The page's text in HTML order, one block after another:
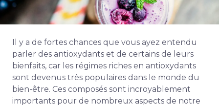
Il y a de fortes chances que vous ayez entendu
parler des antioxydants et de certains de leurs
bienfaits, car les régimes riches en antioxydants
sont devenus très populaires dans le monde du
bien-être. Ces composés sont incroyablement
importants pour de nombreux aspects de notre